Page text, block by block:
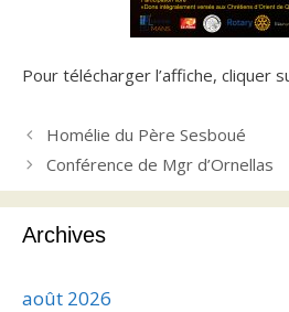
Pour télécharger l’affiche, cliquer
Homélie du Père Sesboué
Conférence de Mgr d’Ornellas
Archives
août 2026